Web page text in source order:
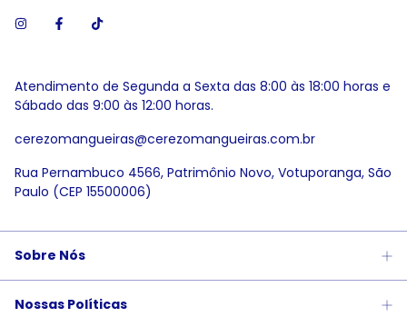
Atendimento de Segunda a Sexta das 8:00 às 18:00 horas e
Sábado das 9:00 às 12:00 horas.
cerezomangueiras@cerezomangueiras.com.br
Rua Pernambuco 4566, Patrimônio Novo, Votuporanga, São
Paulo (CEP 15500006)
Sobre Nós
Nossas Políticas